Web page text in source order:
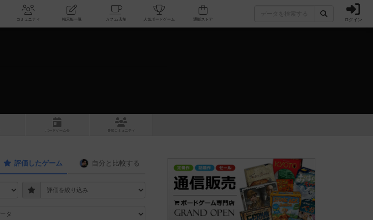
ボードゲーム会 コミュニティ 掲示板一覧 カフェ/店舗 人気ボードゲーム ログイン
ボ ドゲ ーム コミュニティ
評価したゲーム 自分と 比較する